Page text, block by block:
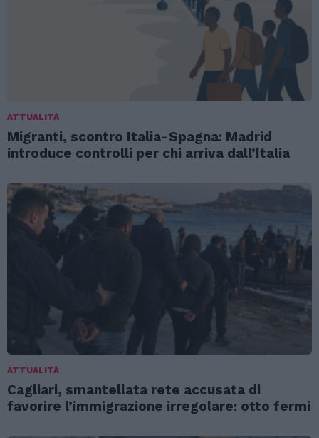
ATTUALITÀ
Migranti, scontro Italia-Spagna: Madrid
introduce controlli per chi arriva dall’Italia
ATTUALITÀ
Cagliari, smantellata rete accusata di
favorire l’immigrazione irregolare: otto fermi